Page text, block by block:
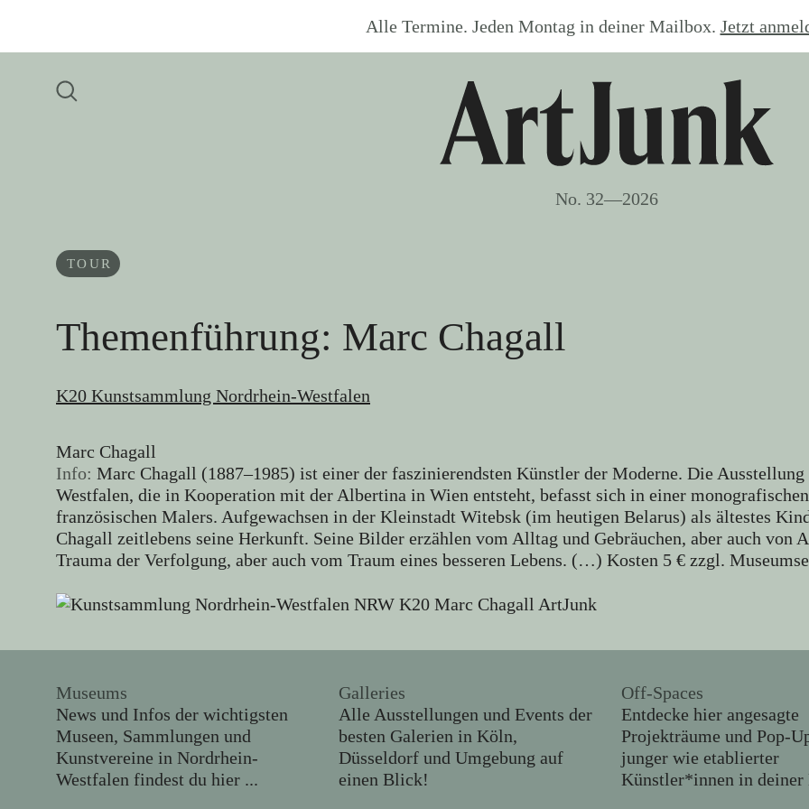
Alle Termine. Jeden Montag in deiner Mailbox. Jetzt
No. 32—2026
TOUR
Themenführung: Marc Chagall
K20 Kunstsammlung Nordrhein-Westfalen
Marc Chagall
Info: Marc Chagall (1887–1985) ist einer der faszinierendsten Künstler der Moderne. Die
Westfalen, die in Kooperation mit der Albertina in Wien entsteht, befasst sich in einer
französischen Malers. Aufgewachsen in der Kleinstadt Witebsk (im heutigen Belarus) als ältestes
Chagall zeitlebens seine Herkunft. Seine Bilder erzählen vom Alltag und Gebräuchen, aber auch von
Trauma der Verfolgung, aber auch vom Traum eines besseren Lebens. (…) Kosten 5 € zzgl.
Museums
News und Infos der wichtigsten
Museen, Sammlungen und
Kunstvereine in Nordrhein-
Westfalen findest du hier ...
Galleries
Alle Ausstellungen und Events der
besten Galerien in Köln,
Düsseldorf und Umgebung auf
einen Blick!
Off-Spaces
Entdecke hier angesagte
Projekträume und Pop-
junger wie etablierter
Künstler*innen in deiner